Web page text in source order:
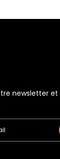
newsletter et